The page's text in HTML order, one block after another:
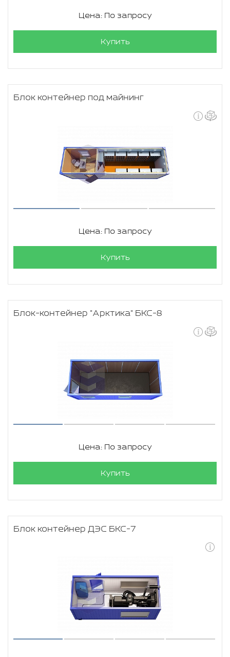
Цена: По запросу
Купить
Блок контейнер под майнинг
Цена: По запросу
Купить
Блок-контейнер "Арктика" БКС-8
Цена: По запросу
Купить
Блок контейнер ДЭС БКС-7